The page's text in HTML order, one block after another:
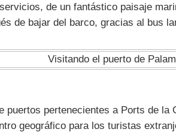
de un fantástico paisaje
de bajar del barco, gracias al bus
pertenecientes a Ports de
geográfico para los turistas